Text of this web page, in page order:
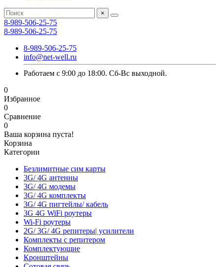
×
8-989-506-25-75
8-989-506-25-75
8-989-506-25-75
info@net-well.ru
Работаем с 9:00 до 18:00. Сб-Вс выходной.
0
Избранное
0
Сравнение
0
Ваша корзина пуста!
Корзина
Категории
Безлимитные сим карты
3G/ 4G антенны
3G/ 4G модемы
3G/ 4G комплекты
3G/ 4G пигтейлы/ кабель
3G 4G WiFi роутеры
Wi-Fi роутеры
2G/ 3G/ 4G репитеры| усилители
Комплекты с репитером
Комплектующие
Кронштейны